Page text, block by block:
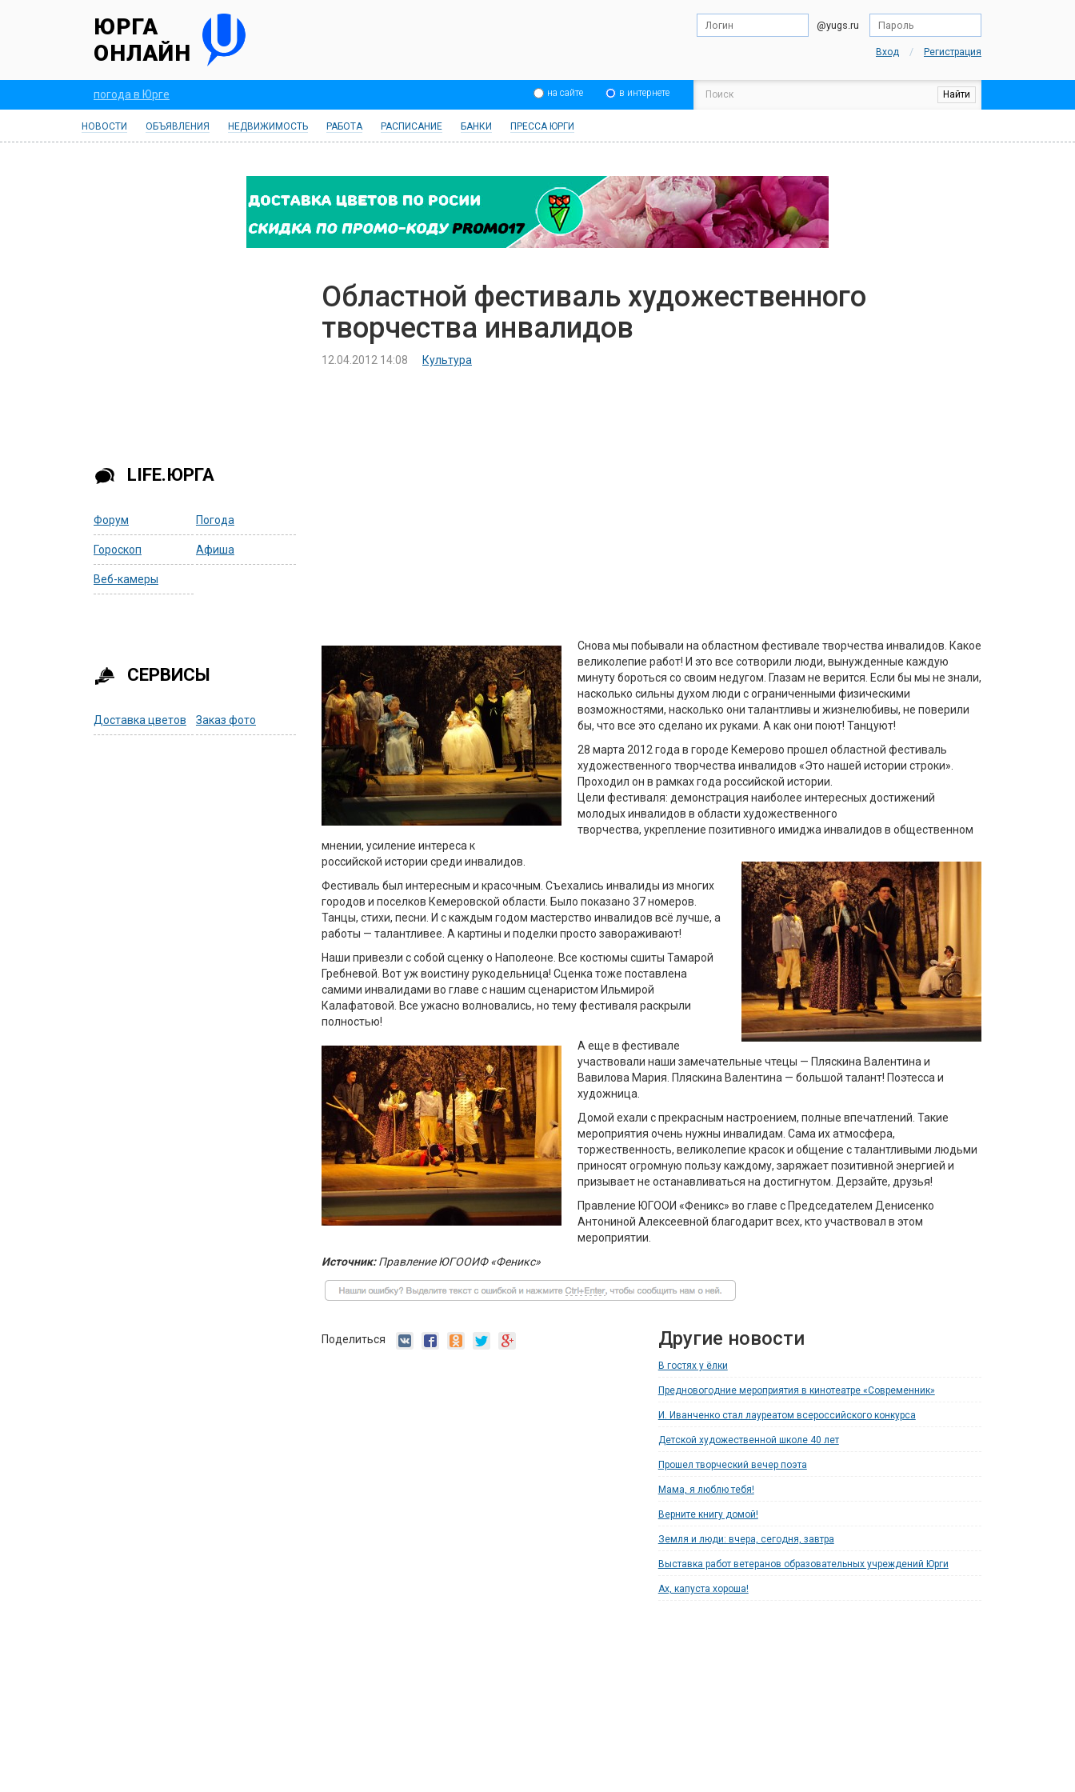
ЮРГА
ОНЛАЙН
@yugs.ru
Вход / Регистрация
погода в Юрге на сайте в интернете
НОВОСТИ ОБЪЯВЛЕНИЯ НЕДВИЖИМОСТЬ РАБОТА РАСПИСАНИЕ БАНКИ ПРЕССА ЮРГИ
LIFE.ЮРГА
Форум Погода
Гороскоп Афиша
Веб-камеры
СЕРВИСЫ
Доставка цветов Заказ фото
Областной фестиваль художественного
творчества инвалидов
12.04.2012 14:08 Культура
Снова мы побывали на областном фестивале творчества инвалидов. Какое
великолепие работ! И это все сотворили люди, вынужденные каждую
минуту бороться со своим недугом. Глазам не верится. Если бы мы не знали,
насколько сильны духом люди с ограниченными физическими
возможностями, насколько они талантливы и жизнелюбивы, не поверили
бы, что все это сделано их руками. А как они поют! Танцуют!
28 марта 2012 года в городе Кемерово прошел областной фестиваль
художественного творчества инвалидов «Это нашей истории строки».
Проходил он в рамках года российской истории.
Цели фестиваля: демонстрация наиболее интересных достижений
молодых инвалидов в области художественного
творчества, укрепление позитивного имиджа инвалидов в общественном
мнении, усиление интереса к
российской истории среди инвалидов.
Фестиваль был интересным и красочным. Съехались инвалиды из многих
городов и поселков Кемеровской области. Было показано 37 номеров.
Танцы, стихи, песни. И с каждым годом мастерство инвалидов всё лучше, а
работы — талантливее. А картины и поделки просто завораживают!
Наши привезли с собой сценку о Наполеоне. Все костюмы сшиты Тамарой
Гребневой. Вот уж воистину рукодельница! Сценка тоже поставлена
самими инвалидами во главе с нашим сценаристом Ильмирой
Калафатовой. Все ужасно волновались, но тему фестиваля раскрыли
полностью!
А еще в фестивале
участвовали наши замечательные чтецы — Пляскина Валентина и
Вавилова Мария. Пляскина Валентина — большой талант! Поэтесса и
художница.
Домой ехали с прекрасным настроением, полные впечатлений. Такие
мероприятия очень нужны инвалидам. Сама их атмосфера,
торжественность, великолепие красок и общение с талантливыми людьми
приносят огромную пользу каждому, заряжает позитивной энергией и
призывает не останавливаться на достигнутом. Дерзайте, друзья!
Правление ЮГООИ «Феникс» во главе с Председателем Денисенко
Антониной Алексеевной благодарит всех, кто участвовал в этом
мероприятии.
Источник:Правление ЮГООИФ «Феникс»
Поделиться Другие новости
В гостях у ёлки
Предновогодние мероприятия в кинотеатре «Современник»
И. Иванченко стал лауреатом всероссийского конкурса
Детской художественной школе 40 лет
Прошел творческий вечер поэта
Мама, я люблю тебя!
Верните книгу домой!
Земля и люди: вчера, сегодня, завтра
Выставка работ ветеранов образовательных учреждений Юрги
Ах, капуста хороша!